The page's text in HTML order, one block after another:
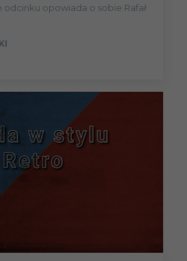
odcinku opowiada o sobie Rafał